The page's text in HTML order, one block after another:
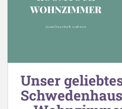
Unser